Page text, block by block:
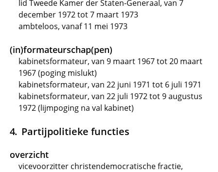
lid Tweede Kamer der Staten-Generaal, van 7
december 1972 tot 7 maart 1973
ambteloos, vanaf 11 mei 1973
(in)formateurschap(pen)
kabinetsformateur, van 9 maart 1967 tot 20 maart
1967 (poging mislukt)
kabinetsformateur, van 22 juni 1971 tot 6 juli 1971
kabinetsformateur, van 22 juli 1972 tot 9 augustus
1972 (lijmpoging na val kabinet)
Partijpolitieke functies
overzicht
vicevoorzitter christendemocratische fractie,